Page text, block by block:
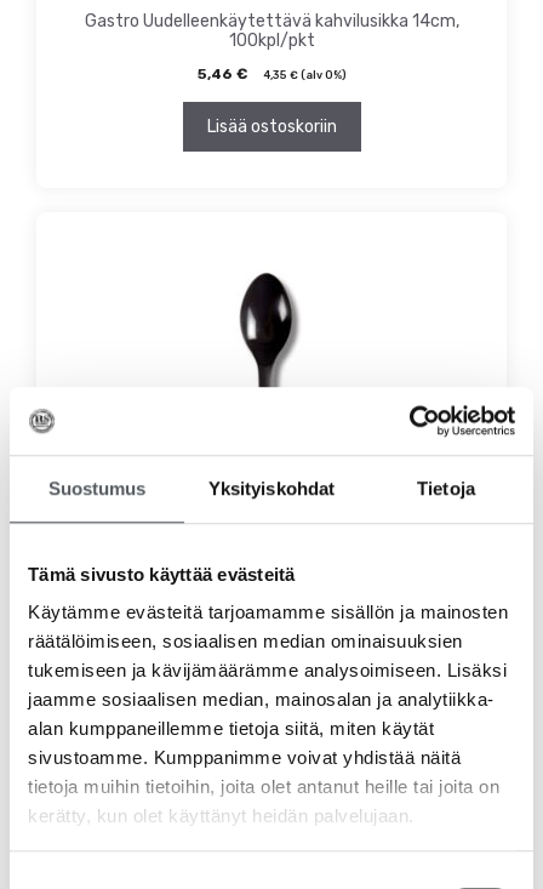
Suostumus Yksityiskohdat Tietoja
Tämä sivusto käyttää evästeitä
Käytämme evästeitä tarjoamamme sisällön ja mainosten
räätälöimiseen, sosiaalisen median ominaisuuksien
tukemiseen ja kävijämäärämme analysoimiseen. Lisäksi
jaamme sosiaalisen median, mainosalan ja analytiikka-
alan kumppaneillemme tietoja siitä, miten käytät
sivustoamme. Kumppanimme voivat yhdistää näitä
tietoja muihin tietoihin, joita olet antanut heille tai joita on
kerätty, kun olet käyttänyt heidän palvelujaan.
Gastro Uudelleenkäytettävä kahvilusikka 14cm,
100kpl/pkt
5,46 € 4,35 €(alv 0%)
Lisää ostoskoriin
Gastro Uudelleenkäytettävä lusikka 18,5cm, 50kpl/pkt
3,54€ 2,82 €(alv 0%)
Lisää ostoskoriin